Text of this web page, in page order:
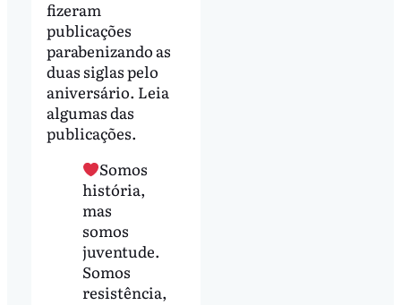
fizeram
publicações
parabenizando as
duas siglas pelo
aniversário. Leia
algumas das
publicações.
Somos
história,
mas
somos
juventude.
Somos
resistência,